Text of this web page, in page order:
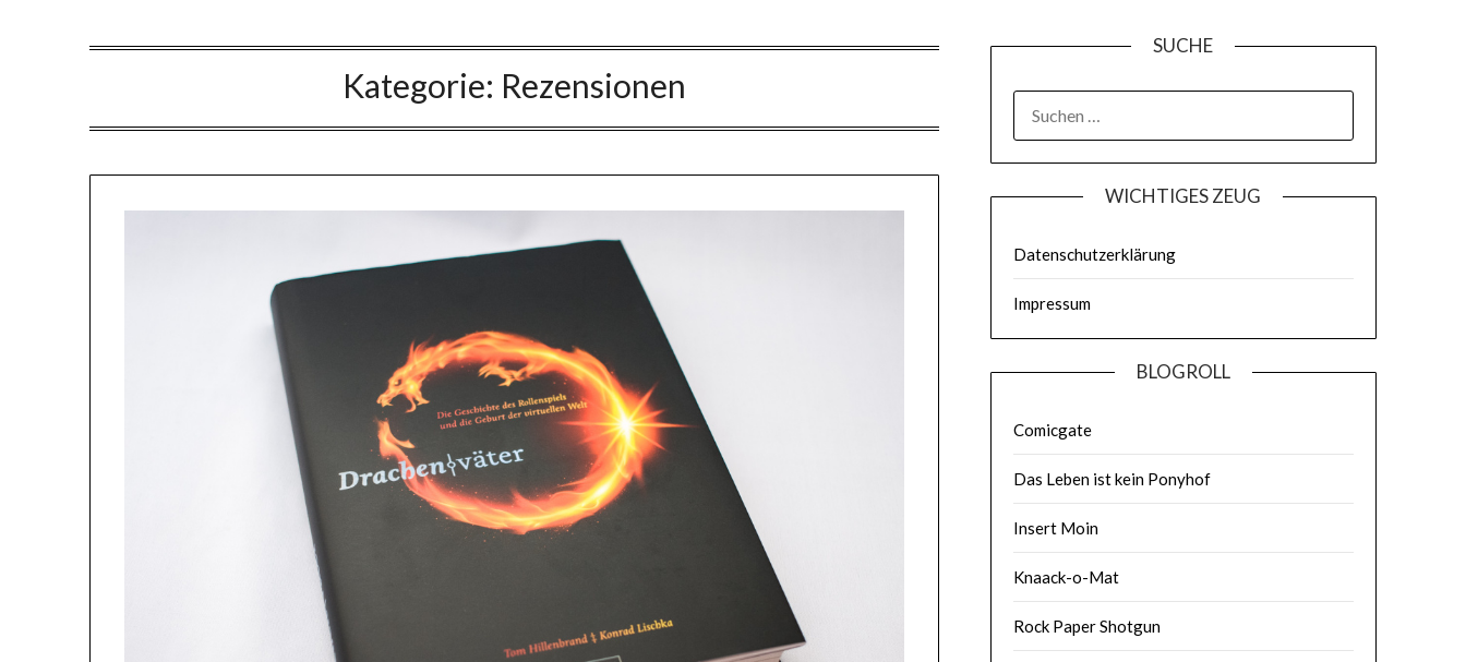
Kategorie: Rezensionen
SUCHE
WICHTIGES ZEUG
Datenschutzerklärung
Impressum
BLOGROLL
Comicgate
Das Leben ist kein Ponyhof
Insert Moin
Knaack-o-Mat
Rock Paper Shotgun